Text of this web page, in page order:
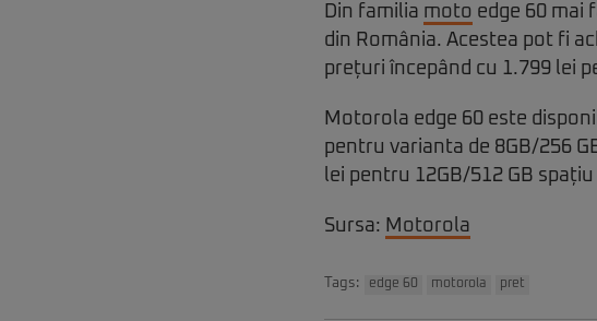
Din familia moto edge 60 mai
din România. Acestea pot fi
prețuri începând cu 1.799 lei
Motorola edge 60 este
pentru varianta de 8GB/256
lei pentru 12GB/512 GB
Sursa: Motorola
Tags: edge 60 motorola pret